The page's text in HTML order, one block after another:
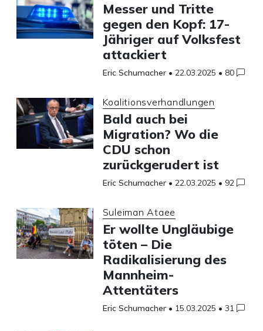
Messer und Tritte
gegen den Kopf: 17-
Jähriger auf Volksfest
attackiert
Eric Schumacher • 22.03.2025 • 80
Koalitionsverhandlungen
Bald auch bei
Migration? Wo die
CDU schon
zurückgerudert ist
Eric Schumacher • 22.03.2025 • 92
Suleiman Ataee
Er wollte Ungläubige
töten – Die
Radikalisierung des
Mannheim-
Attentäters
Eric Schumacher • 15.03.2025 • 31